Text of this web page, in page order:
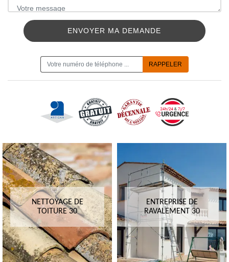
NETTOYAGE DE
TOITURE 30
ENTREPRISE DE
RAVALEMENT 30